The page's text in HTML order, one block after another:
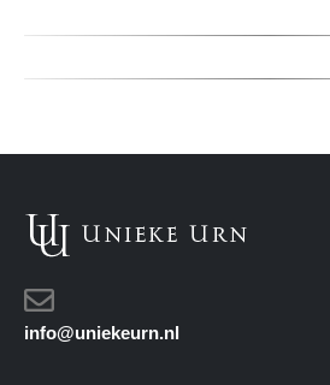
info@uniekeurn.nl